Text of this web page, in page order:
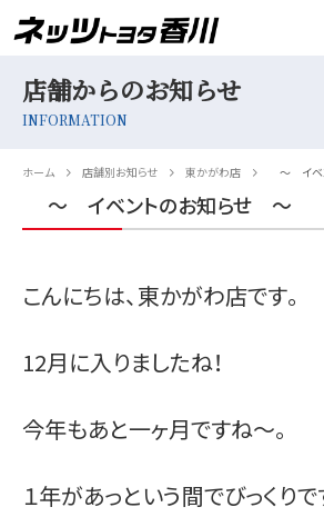
試乗
店舗
採用
店舗からのお知らせ
INFORMATION
ホーム 店舗別お知らせ 東かがわ店 ～ イベ
～ イベントのお知らせ ～
こんにちは、東かがわ店です。
12月に入りましたね！
今年もあと一ヶ月ですね～。
１年があっという間でびっくりで